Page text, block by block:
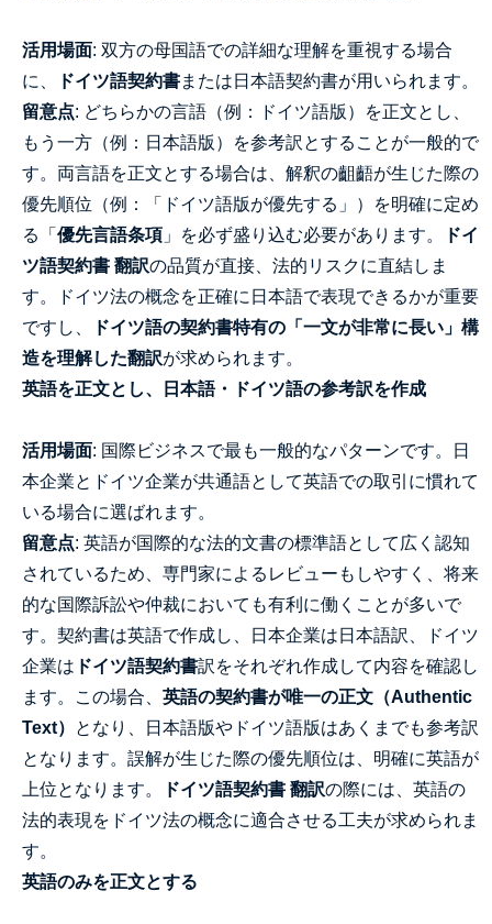
活用場面: 双方の母国語での詳細な理解を重視する場合
に、
ドイツ語契約書または日本語契約書が用いられます。
留意点: どちらかの言語（例：ドイツ語版）を正文とし、
もう一方（例：日本語版）を参考訳とすることが一般的で
す。両言語を正文とする場合は、解釈の齟齬が生じた際の
優先順位（例：「ドイツ語版が優先する」）を明確に定め
る「 優先言語条項 」を必ず盛り込む必要があります。
ドイ
ツ語契約書 翻訳の品質が直接、法的リスクに直結しま
す。ドイツ法の概念を正確に日本語で表現できるかが重要
ですし、
ドイツ語の契約書特有の「一文が非常に長い」構
造を理解した翻訳が求められます。
英語を正文とし、日本語・ドイツ語の参考訳を作成
活用場面: 国際ビジネスで最も一般的なパターンです。日
本企業とドイツ企業が共通語として英語での取引に慣れて
いる場合に選ばれます。
留意点: 英語が国際的な法的文書の標準語として広く認知
されているため、専門家によるレビューもしやすく、将来
的な国際訴訟や仲裁においても有利に働くことが多いで
す。契約書は英語で作成し、日本企業は日本語訳、ドイツ
企業は ドイツ語契約書訳をそれぞれ作成して内容を確認し
ます。この場合、 英語の契約書が唯一の正文（Authentic
Text）
となり、日本語版やドイツ語版はあくまでも参考訳
となります。誤解が生じた際の優先順位は、明確に英語が
上位となります。
ドイツ語契約書 翻訳の際には、英語の
法的表現をドイツ法の概念に適合させる工夫が求められま
す。
英語のみを正文とする